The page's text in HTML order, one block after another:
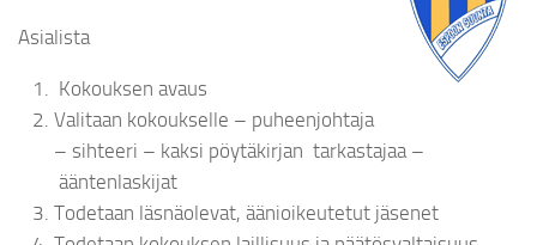
Asialista
Kokouksen avaus
Valitaan kokoukselle – puheenjohtaja
– sihteeri – kaksi pöytäkirjan tarkastajaa –
ääntenlaskijat
Todetaan läsnäolevat, äänioikeutetut jäsenet